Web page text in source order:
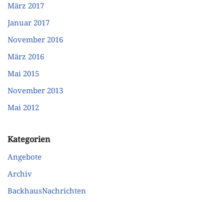
März 2017
Januar 2017
November 2016
März 2016
Mai 2015
November 2013
Mai 2012
Kategorien
Angebote
Archiv
BackhausNachrichten